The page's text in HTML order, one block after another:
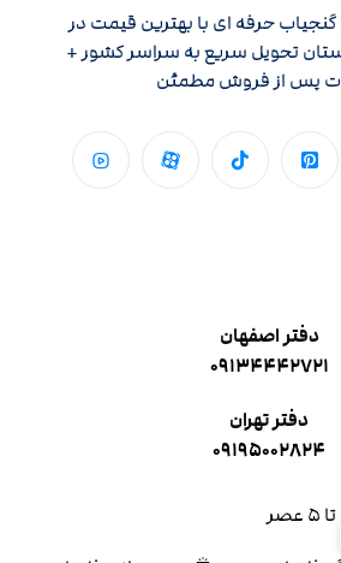
گنجیاب حرفه ای با بهترین قیمت در
تحویل سریع به سراسر کشور +
پس از فروش مطمئن
دفتر اصفهان
۰۹۱۳۴۴۴۲۷۲۱
دفتر تهران
۰۹۱۹۵۰۰۲۸۲۴